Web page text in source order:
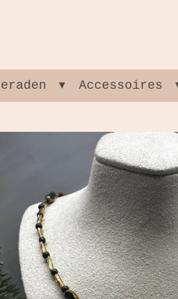
Accessoires